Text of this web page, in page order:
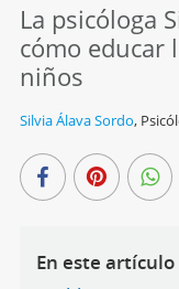
La psicóloga
cómo educar
niños
Silvia Álava Sordo,
En este artículo